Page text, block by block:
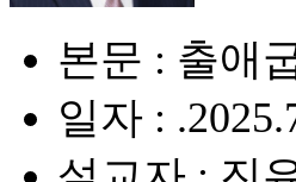
본문 : 출애
일자 :